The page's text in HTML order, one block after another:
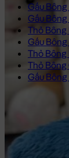
Gấu
Gấu
Thỏ Bông
Gấu Bông
Thỏ
Thỏ
Gấu